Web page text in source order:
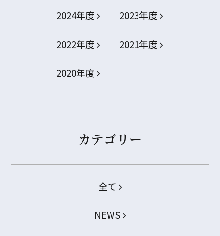
2024年度 2023年度
2022年度 2021年度
2020年度
カテゴリー
全て
NEWS